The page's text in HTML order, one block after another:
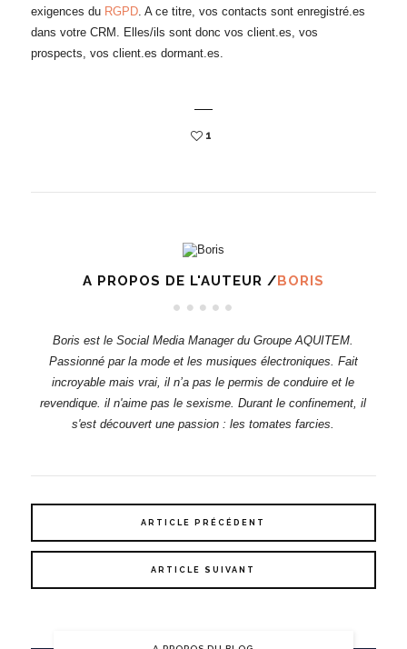
exigences du RGPD. A ce titre, vos contacts sont enregistré.es
dans votre CRM. Elles/ils sont donc vos client.es, vos
prospects, vos client.es dormant.es.
1
A PROPOS DE L'AUTEUR /BORIS
Boris est le Social Media Manager du Groupe AQUITEM.
Passionné par la mode et les musiques électroniques. Fait
incroyable mais vrai, il n’a pas le permis de conduire et le
revendique. il n'aime pas le sexisme. Durant le confinement, il
s'est découvert une passion : les tomates farcies.
ARTICLE PRÉCÉDENT
ARTICLE SUIVANT